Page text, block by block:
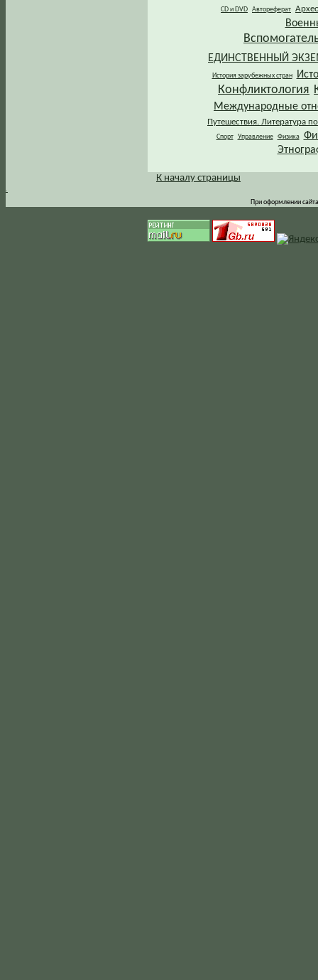
CD и DVD Автореферат
ЕДИНСТВЕННЫЙ
История зарубежных стран
Конфликтология
Международные
Путешествия. Литература
Спорт Управление Физика
.
К началу страницы
При оформлении